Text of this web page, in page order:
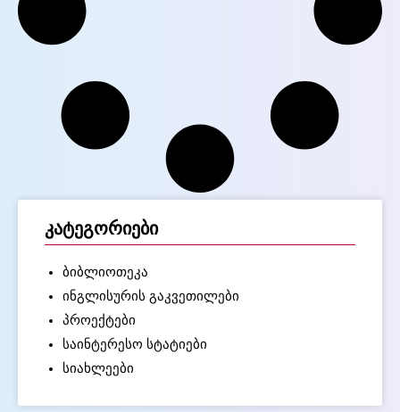
კატეგორიები
ბიბლიოთეკა
ინგლისურის გაკვეთილები
პროექტები
საინტერესო სტატიები
სიახლეები